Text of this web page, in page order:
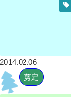
2014.02.06
剪定